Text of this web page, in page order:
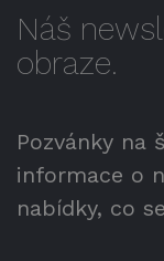
Náš
obraze.
Pozvánky na
informace o
nabídky, co